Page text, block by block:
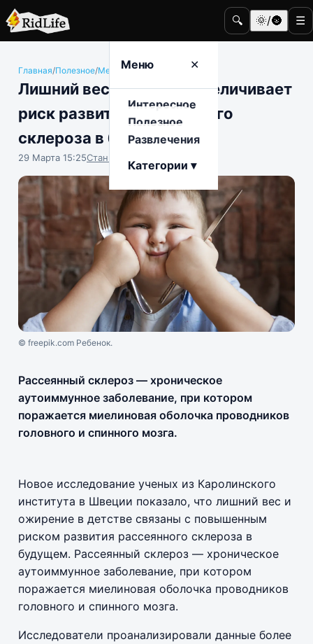
🔍 🌞/🌚 ☰
Меню ✕
Интересное
Полезное
Развлечения
Категории ▾
Главная/Полезное/Медицина и здоровье
Лишний вес в детстве увеличивает
риск развития рассеянного
склероза в будущем
29 Марта 15:25Станислав Тимонов
© freepik.com Ребенок.
Рассеянный склероз — хроническое
аутоиммунное заболевание, при котором
поражается миелиновая оболочка проводников
головного и спинного мозга.
Новое исследование ученых из Каролинского
института в Швеции показало, что лишний вес и
ожирение в детстве связаны с повышенным
риском развития рассеянного склероза в
будущем. Рассеянный склероз — хроническое
аутоиммунное заболевание, при котором
поражается миелиновая оболочка проводников
головного и спинного мозга.
Исследователи проанализировали данные более